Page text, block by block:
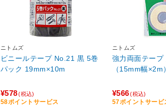
ニトムズ
ビニールテープ No.21 黒 5巻
パック 19mm×10m
¥578 (税込)
58ポイントサービス
ニトムズ
強力両面テープ
（15mm幅
¥566 (税込)
57ポイントサービ